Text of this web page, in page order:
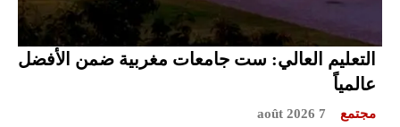
التعليم العالي: ست جامعات مغربية ضمن الأفضل
عالمياً
مجتمع 7 août 2026